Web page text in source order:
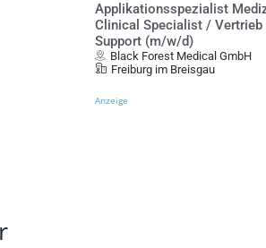
Applikationsspezialist
Clinical Specialist / Vertrieb
Support (m/w/d)
Black Forest Medical GmbH
Freiburg im Breisgau
Anzeige